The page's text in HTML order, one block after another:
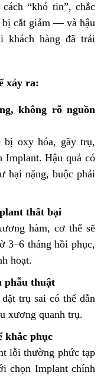
“khó tin”, chắc
bị cắt giảm — và hậu
khách hàng đã trải
xảy ra:
không rõ nguồn
bị oxy hóa, gãy trụ,
Implant. Hậu quả có
hại nặng, buộc phải
thất bại
hàm, cơ thể sẽ
3–6 tháng hồi phục,
hoạt.
phẫu thuật
trụ sai có thể dẫn
xương quanh trụ.
khắc phục
lỗi thường phức tạp
chọn Implant chính